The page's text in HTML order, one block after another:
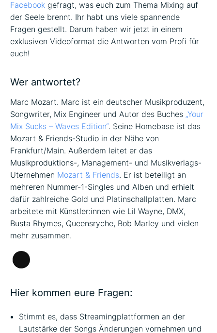
Facebook gefragt, was euch zum Thema Mixing auf
der Seele brennt. Ihr habt uns viele spannende
Fragen gestellt. Darum haben wir jetzt in einem
exklusiven Videoformat die Antworten vom Profi für
euch!
Wer antwortet?
Marc Mozart. Marc ist ein deutscher Musikproduzent,
Songwriter, Mix Engineer und Autor des Buches „Your
Mix Sucks – Waves Edition“. Seine Homebase ist das
Mozart & Friends-Studio in der Nähe von
Frankfurt/Main. Außerdem leitet er das
Musikproduktions-, Management- und Musikverlags-
Uternehmen Mozart & Friends. Er ist beteiligt an
mehreren Nummer-1-Singles und Alben und erhielt
dafür zahlreiche Gold und Platinschallplatten. Marc
arbeitete mit Künstler:innen wie Lil Wayne, DMX,
Busta Rhymes, Queensryche, Bob Marley und vielen
mehr zusammen.
Lange
Hier kommen eure Fragen:
Stimmt es, dass Streamingplattformen an der
Lautstärke der Songs Änderungen vornehmen und